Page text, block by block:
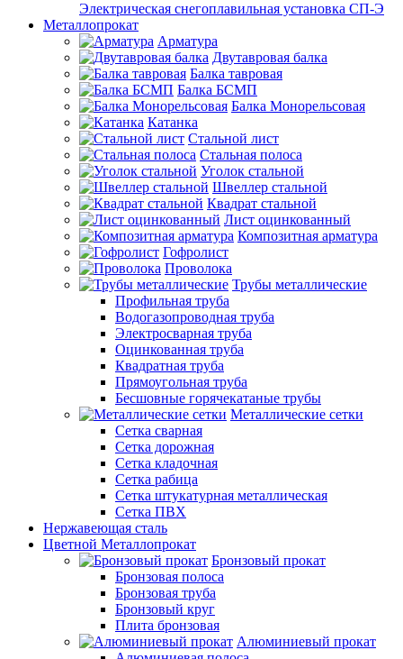
Электрическая снегоплавильная установка СП-Э
Металлопрокат
Арматура
Двутавровая балка
Балка тавровая
Балка БСМП
Балка Монорельсовая
Катанка
Стальной лист
Стальная полоса
Уголок стальной
Швеллер стальной
Квадрат стальной
Лист оцинкованный
Композитная арматура
Гофролист
Проволока
Трубы металлические
Профильная труба
Водогазопроводная труба
Электросварная труба
Оцинкованная труба
Квадратная труба
Прямоугольная труба
Бесшовные горячекатаные трубы
Металлические сетки
Сетка сварная
Сетка дорожная
Сетка кладочная
Сетка рабица
Сетка штукатурная металлическая
Сетка ПВХ
Нержавеющая сталь
Цветной Металлопрокат
Бронзовый прокат
Бронзовая полоса
Бронзовая труба
Бронзовый круг
Плита бронзовая
Алюминиевый прокат